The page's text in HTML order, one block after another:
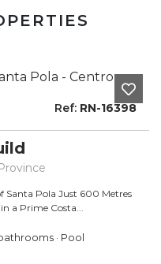
Ref: RN-16398
Santa Pola Just 600 Metres
a Prime Costa...
· Pool